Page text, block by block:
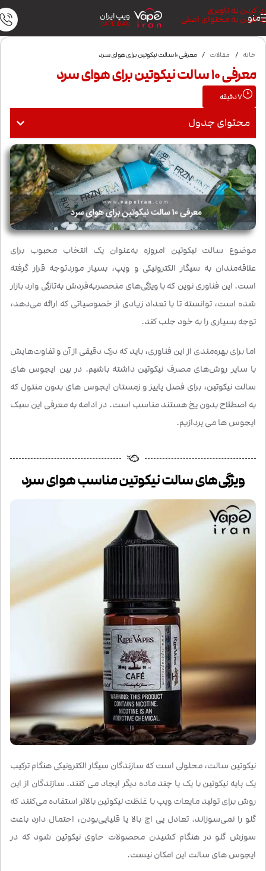
رد کردن به ناوبری
رد کردن به محتوای اصلی
منو ویپ ایران
VAPE IRAN
خانه / مقالات / معرفی 10 سالت نیکوتین برای هوای سرد
معرفی 10 سالت نیکوتین برای هوای سرد
7دقیقه
محتوای جدول
موضوع سالت نیکوتین امروزه به‌عنوان یک انتخاب محبوب برای
علاقه‌مندان به سیگار الکترونیکی و ویپ، بسیار موردتوجه قرار گرفته
است. این فناوری نوین که با ویژگی‌های منحصربه‌فردش به‌تازگی وارد بازار
شده است، توانسته تا با تعداد زیادی از خصوصیاتی که ارائه می‌دهد،
توجه بسیاری را به خود جلب کند.
اما برای بهره‌مندی از این فناوری، باید که درک دقیقی از آن و تفاوت‌هایش
با سایر روش‌های مصرف نیکوتین داشته باشیم. در بین ایجوس های
سالت نیکوتین، برای فصل پاییز و زمستان ایجوس های بدون منتول که
به اصطلاح بدون یخ هستند مناسب است. در ادامه به معرفی این سبک
ایجوس ها می پردازیم.
ویژگی‌های سالت نیکوتین مناسب هوای سرد
نیکوتین سالت، محلولی است که سازندگان سیگار الکترونیکی هنگام ترکیب
یک پایه نیکوتین با یک یا چند ماده دیگر ایجاد می کنند. سازندگان از این
روش برای تولید مایعات ویپ با غلظت نیکوتین بالاتر استفاده می‌کنند که
گلو را نمی‌سوزاند. تعادل پی اچ بالا یا قلیایی‌بودن، احتمال دارد باعث
سوزش گلو در هنگام کشیدن محصولات حاوی نیکوتین شود که در
ایجوس های سالت این امکان نیست.